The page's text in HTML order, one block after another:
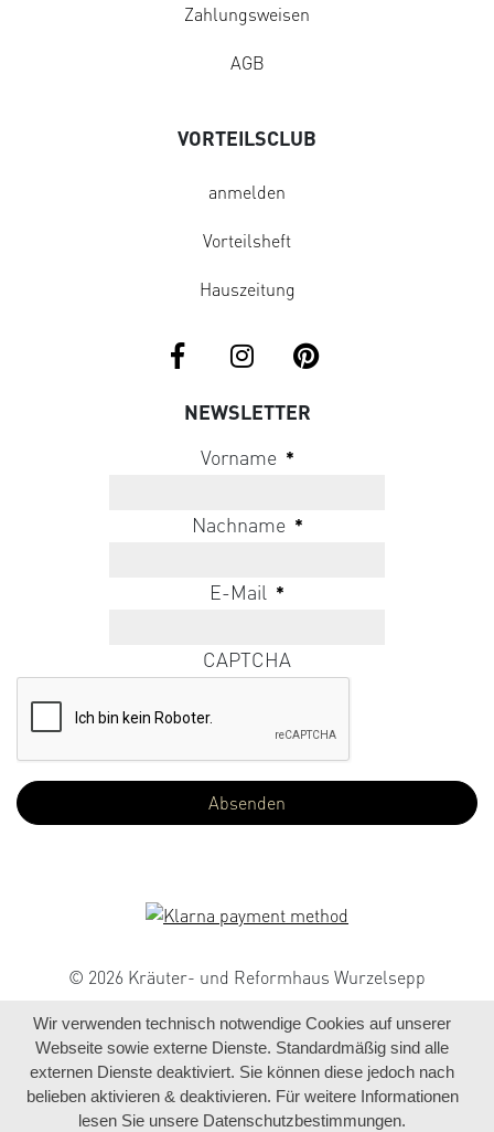
Zahlungsweisen
AGB
VORTEILSCLUB
anmelden
Vorteilsheft
Hauszeitung
NEWSLETTER
Vorname *
Nachname *
E-Mail *
CAPTCHA
© 2026 Kräuter- und Reformhaus Wurzelsepp
Wir verwenden technisch notwendige Cookies auf unserer
Webseite sowie externe Dienste. Standardmäßig sind alle
externen Dienste deaktiviert. Sie können diese jedoch nach
belieben aktivieren & deaktivieren. Für weitere Informationen
lesen Sie unsere Datenschutzbestimmungen.